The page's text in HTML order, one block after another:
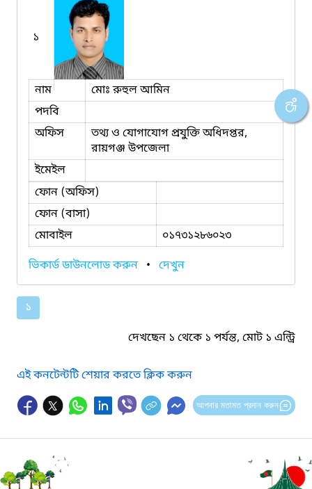
১
নাম
মোঃ রুহুল আমিন
পদবি
অফিস
তথ্য ও যোগাযোগ প্রযুক্তি অধিদপ্তর,
রায়গঞ্জ উপজেলা
ইমেইল
ফোন (অফিস)
ফোন (বাসা)
মোবাইল
০১৭৩১২৮৬০২৩
ভিকার্ড ডাউনলোড করুন • দেখুন
১
দেখছেন ১ থেকে ১ পর্যন্ত, মোট ১ এন্ট্রি
এই কনটেন্টটি শেয়ার করতে ক্লিক করুন
আপনার মতামত প্রদান করুন